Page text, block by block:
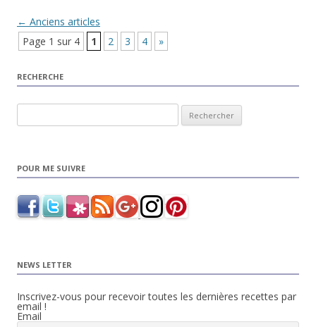
Navigation Article
← Anciens articles
Page 1 sur 4
1 2 3 4 »
RECHERCHE
POUR ME SUIVRE
NEWS LETTER
Inscrivez-vous pour recevoir toutes les dernières recettes par
email !
Email